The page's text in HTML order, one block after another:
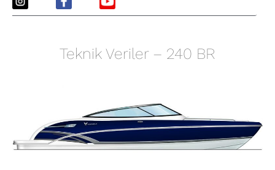
Teknik Veriler – 240 BR